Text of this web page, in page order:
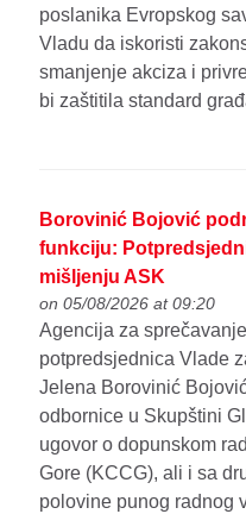
poslanika Evropskog
Vladu da iskoristi
smanjenje akciza i
bi zaštitila standard
Borovinić Bojović
funkciju:
mišljenju ASK
on 05/08/2026 at 09:20
Agencija za
potpredsjednica Vlade
Jelena Borovinić
odbornice u Skupštini
ugovor o dopunskom
Gore (KCCG), ali i sa
polovine punog radnog